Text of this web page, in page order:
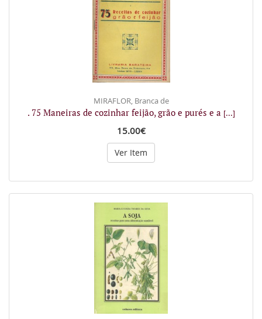
MIRAFLOR, Branca de
. 75 Maneiras de cozinhar feijão, grão e purés e a [...]
15.00€
Ver Item